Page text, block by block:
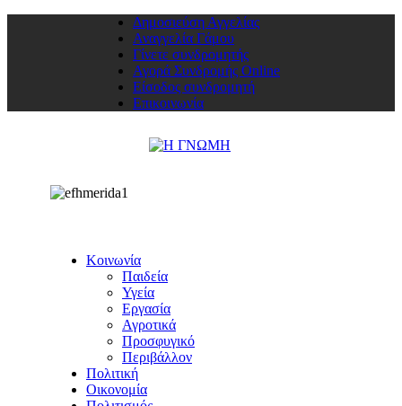
Δημοσιεύση Αγγελίας
Αναγγελία Γάμου
Γίνετε συνδρομητής
Αγορά Συνδρομής Online
Είσοδος συνδρομητή
Επικοινωνία
Κοινωνία
Παιδεία
Υγεία
Εργασία
Αγροτικά
Προσφυγικό
Περιβάλλον
Πολιτική
Οικονομία